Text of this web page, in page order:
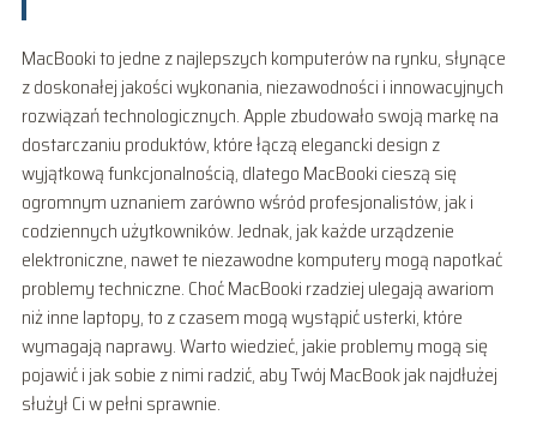
MacBooki to jedne z najlepszych komputerów na rynku, słynące
z doskonałej jakości wykonania, niezawodności i innowacyjnych
rozwiązań technologicznych. Apple zbudowało swoją markę na
dostarczaniu produktów, które łączą elegancki design z
wyjątkową funkcjonalnością, dlatego MacBooki cieszą się
ogromnym uznaniem zarówno wśród profesjonalistów, jak i
codziennych użytkowników. Jednak, jak każde urządzenie
elektroniczne, nawet te niezawodne komputery mogą napotkać
problemy techniczne. Choć MacBooki rzadziej ulegają awariom
niż inne laptopy, to z czasem mogą wystąpić usterki, które
wymagają naprawy. Warto wiedzieć, jakie problemy mogą się
pojawić i jak sobie z nimi radzić, aby Twój MacBook jak najdłużej
służył Ci w pełni sprawnie.